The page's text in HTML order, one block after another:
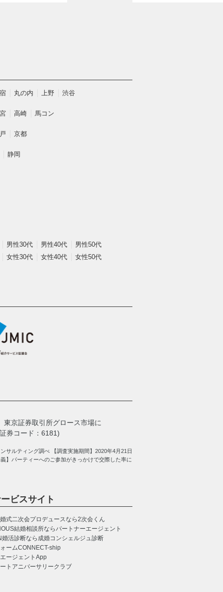
丸の内 上野 渋谷
高崎 馬コン
京都
静岡
男性30代 男性40代
男性50代
女性30代
女性40代 女性50代
東京証券取引所グロース市場に
券コード：6181)
サルティング調べ 【調査実施期間】2020年4月21日
】パーティーへのご参加がきっかけで交際した率に
ビスサイト
式二次会プロデュースなら2次会くん
結婚相談所ならパートナーエージェント
婚活診断なら成婚コンシェルジュ診断
ームCONNECT-ship
ージェントApp
トアニバーサリークラブ